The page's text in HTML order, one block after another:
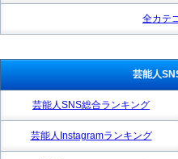
全カテ
芸能人
芸能人SNS総合ランキング
芸能人Instagramランキング